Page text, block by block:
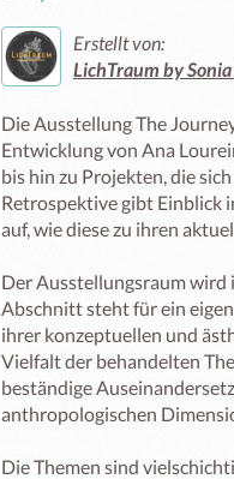
Erstellt von:
LichTraum by
Die Ausstellung The
Entwicklung von Ana
bis hin zu Projekten, die
Retrospektive gibt Einblick
auf, wie diese zu ihren
Der Ausstellungsraum wird
Abschnitt steht für ein
ihrer konzeptuellen und
Vielfalt der behandelten
beständige
anthropologischen
Die Themen sind